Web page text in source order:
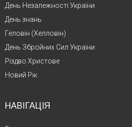
День Незалежності України
День знань
Геловін (Хелловін)
День Збройних Сил України
Різдво Христове
Новий Рік
НАВІГАЦІЯ